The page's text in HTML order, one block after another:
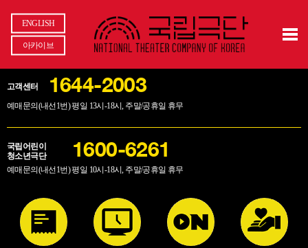
ENGLISH
아카이브
고객센터 1644-2003
예매문의(내선1번) 평일 13시-18시, 주말/공휴일 휴무
국립어린이
청소년극단
1600-6261
예매문의(내선1번) 평일 10시-18시, 주말/공휴일 휴무